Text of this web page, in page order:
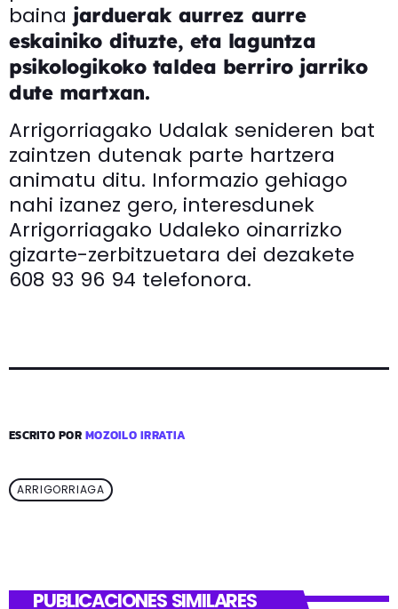
baina jarduerak aurrez aurre
eskainiko dituzte, eta laguntza
psikologikoko taldea berriro jarriko
dute martxan.
Arrigorriagako Udalak senideren bat
zaintzen dutenak parte hartzera
animatu ditu. Informazio gehiago
nahi izanez gero, interesdunek
Arrigorriagako Udaleko oinarrizko
gizarte-zerbitzuetara dei dezakete
608 93 96 94 telefonora.
ESCRITO PORMOZOILO IRRATIA
ARRIGORRIAGA
PUBLICACIONES SIMILARES